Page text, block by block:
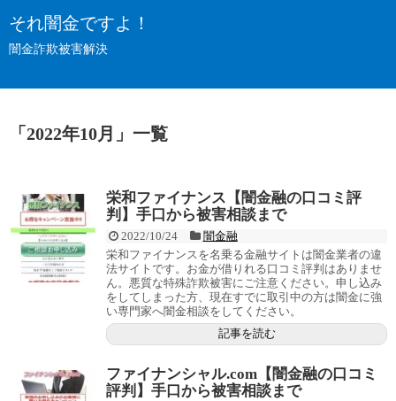
それ闇金ですよ！
闇金詐欺被害解決
「 2022年10月 」 一覧
栄和ファイナンス【闇金融の口コミ評
判】手口から被害相談まで
2022/10/24
闇金融
栄和ファイナンスを名乗る金融サイトは闇金業者の違
法サイトです。お金が借りれる口コミ評判はありませ
ん。悪質な特殊詐欺被害にご注意ください。申し込み
をしてしまった方、現在すでに取引中の方は闇金に強
い専門家へ闇金相談をしてください。
記事を読む
ファイナンシャル.com【闇金融の口コミ
評判】手口から被害相談まで